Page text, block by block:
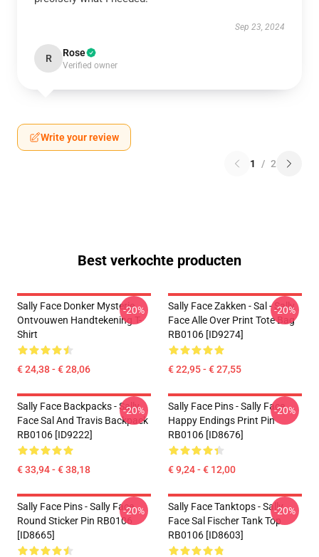
Sep 23, 2024
R Rose
Verified owner
Write your review
1 / 2
Best verkochte producten
Sally Face Donker Mysterie
Ontvouwen Handtekening T-
Shirt
€ 24,38 - € 28,06
-20%
Sally Face Zakken - Sal - Sally
Face Alle Over Print Tote Bag
RB0106 [ID9274]
€ 22,95 - € 27,55
-20%
Sally Face Backpacks - Sally
Face Sal And Travis Backpack
RB0106 [ID9222]
€ 33,94 - € 38,18
-20%
Sally Face Pins - Sally Face
Happy Endings Print Pin
RB0106 [ID8676]
€ 9,24 - € 12,00
-20%
Sally Face Pins - Sally Face
Round Sticker Pin RB0106
[ID8665]
-20%
Sally Face Tanktops - Sally
Face Sal Fischer Tank Top
RB0106 [ID8603]
-20%